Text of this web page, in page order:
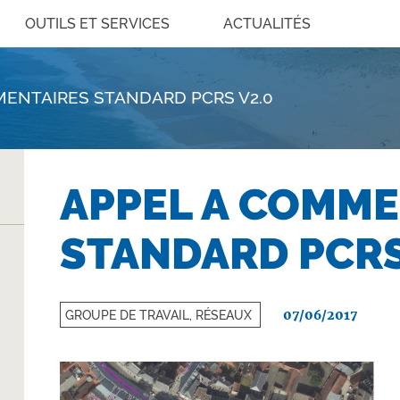
OUTILS ET SERVICES ACTUALITÉS
STANDARD PCRS V2.0
APPEL A
STANDARD
GROUPE DE TRAVAIL, RÉSEAUX 07/06/2017